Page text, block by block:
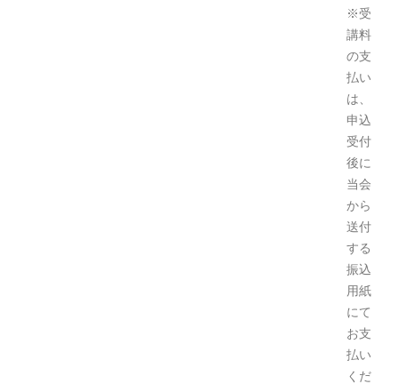
※受
講料
の支
払い
は、
申込
受付
後に
当会
から
送付
する
振込
用紙
にて
お支
払い
くだ